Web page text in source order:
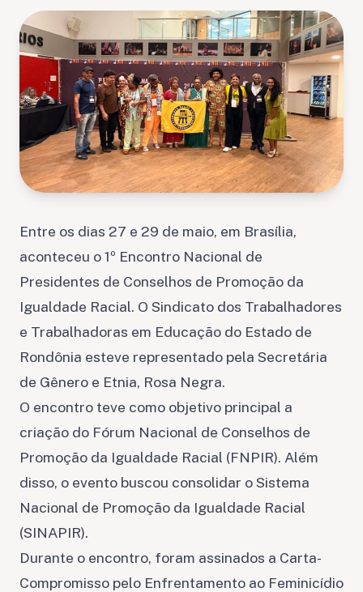
Entre os dias 27 e 29 de maio, em Brasília,
aconteceu o 1º Encontro Nacional de
Presidentes de Conselhos de Promoção da
Igualdade Racial. O Sindicato dos Trabalhadores
e Trabalhadoras em Educação do Estado de
Rondônia esteve representado pela Secretária
de Gênero e Etnia, Rosa Negra.
O encontro teve como objetivo principal a
criação do Fórum Nacional de Conselhos de
Promoção da Igualdade Racial (FNPIR). Além
disso, o evento buscou consolidar o Sistema
Nacional de Promoção da Igualdade Racial
(SINAPIR).
Durante o encontro, foram assinados a Carta-
Compromisso pelo Enfrentamento ao Feminicídio